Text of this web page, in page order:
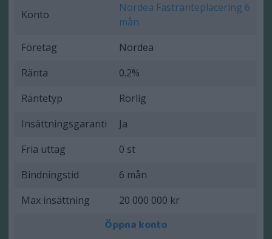
Konto
Nordea Fastränteplacering 6
mån
Företag
Nordea
Ränta
0.2%
Räntetyp
Rörlig
Insättningsgaranti
Ja
Fria uttag
0 st
Bindningstid
6 mån
Max insättning
20 000 000 kr
Öppna konto